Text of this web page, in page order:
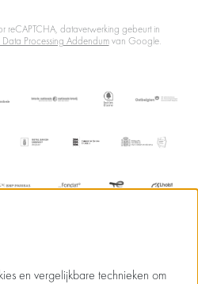
reCAPTCHA, dataverwerking gebeurt in
Processing Addendumvan Google.
en vergelijkbare technieken om